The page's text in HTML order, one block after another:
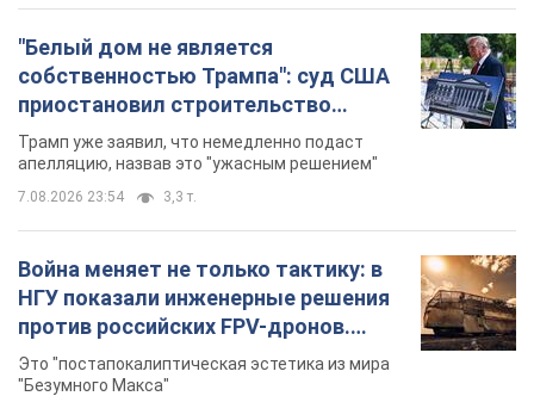
"Белый дом не является
собственностью Трампа": суд США
приостановил строительство
бального зала стоимостью 400 млн
долларов
Трамп уже заявил, что немедленно подаст
апелляцию, назвав это "ужасным решением"
7.08.2026 23:54 3,3 т.
Война меняет не только тактику: в
НГУ показали инженерные решения
против российских FPV-дронов.
Фото
Это "постапокалиптическая эстетика из мира
"Безумного Макса"